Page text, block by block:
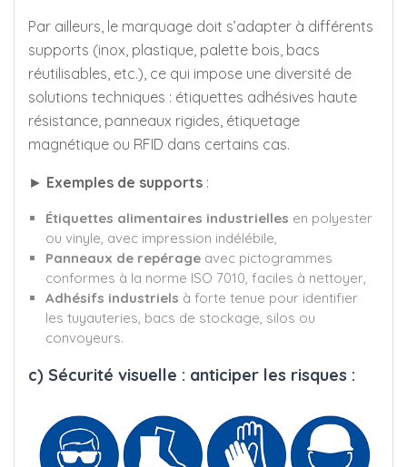
Par ailleurs, le marquage doit s’adapter à différents
supports (inox, plastique, palette bois, bacs
réutilisables, etc.), ce qui impose une diversité de
solutions techniques : étiquettes adhésives haute
résistance, panneaux rigides, étiquetage
magnétique ou RFID dans certains cas.
► Exemples de supports :
Étiquettes alimentaires industrielles en polyester
ou vinyle, avec impression indélébile,
Panneaux de repérage avec pictogrammes
conformes à la norme ISO 7010, faciles à nettoyer,
Adhésifs industriels à forte tenue pour identifier
les tuyauteries, bacs de stockage, silos ou
convoyeurs.
c) Sécurité visuelle : anticiper les risques :